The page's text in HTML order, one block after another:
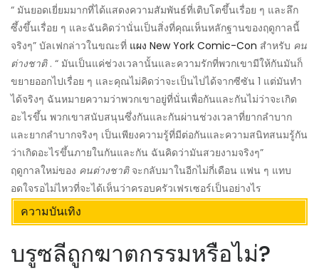
“ มันยอดเยี่ยมมากที่ได้แสดงความสัมพันธ์ที่เติบโตขึ้นเรื่อย ๆ และลึก
ซึ้งขึ้นเรื่อย ๆ และฉันคิดว่านั่นเป็นสิ่งที่คุณเห็นหลักฐานของฤดูกาลนี้
จริงๆ” บัลเฟกล่าวในขณะที่ แผง New York Comic-Con สำหรับ คน
ต่างชาติ. “ มันเป็นแค่ช่วงเวลานั้นและความรักที่พวกเขามีให้กันมันก็
ขยายออกไปเรื่อย ๆ และคุณไม่คิดว่าจะเป็นไปได้จากซีซัน 1 แต่มันทำ
ได้จริงๆ ฉันหมายความว่าพวกเขาอยู่ที่นั่นเพื่อกันและกันไม่ว่าจะเกิด
อะไรขึ้น พวกเขาสนับสนุนซึ่งกันและกันผ่านช่วงเวลาที่ยากลำบาก
และยากลำบากจริงๆ เป็นเพียงความรู้ที่มีต่อกันและความสนิทสนมรู้กัน
ว่าเกิดอะไรขึ้นภายในกันและกัน ฉันคิดว่ามันสวยงามจริงๆ”
ฤดูกาลใหม่ของ คนต่างชาติจะกลับมาในอีกไม่กี่เดือน แฟน ๆ แทบ
อดใจรอไม่ไหวที่จะได้เห็นว่าครอบครัวเฟรเซอร์เป็นอย่างไร
ความบันเทิง
บรูซลีถูกฆาตกรรมหรือไม่?